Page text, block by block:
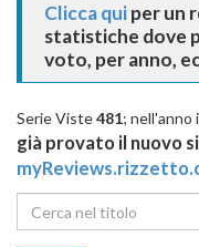
Clicca quiper un
statistiche dove
voto, per anno,
Serie Viste481; nell'anno
già provato il nuovo